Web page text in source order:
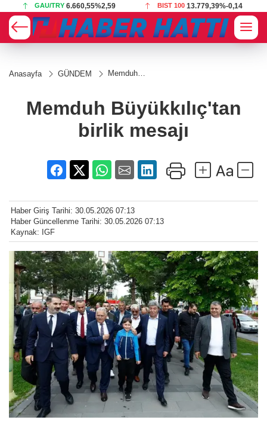
GAU/TRY 6.660,55%2,59 BIST 100 13.779,39%-0,14
Anasayfa GÜNDEM
Memduh
Memduh Büyükkılıç'tan
birlik mesajı
Haber Giriş Tarihi: 30.05.2026 07:13
Haber Güncellenme Tarihi: 30.05.2026 07:13
Kaynak: IGF